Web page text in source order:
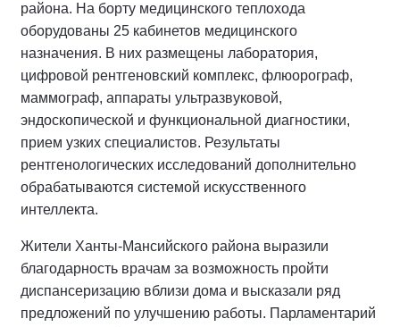
района. На борту медицинского теплохода
оборудованы 25 кабинетов медицинского
назначения. В них размещены лаборатория,
цифровой рентгеновский комплекс, флюорограф,
маммограф, аппараты ультразвуковой,
эндоскопической и функциональной диагностики,
прием узких специалистов. Результаты
рентгенологических исследований дополнительно
обрабатываются системой искусственного
интеллекта.
Жители Ханты-Мансийского района выразили
благодарность врачам за возможность пройти
диспансеризацию вблизи дома и высказали ряд
предложений по улучшению работы. Парламентарий